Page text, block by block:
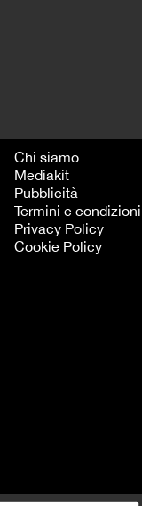
Chi siamo
Mediakit
Pubblicità
Termini e condizioni
Privacy Policy
Cookie Policy